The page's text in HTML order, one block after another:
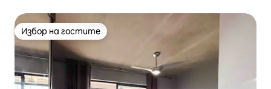
Избор на гостите
Избор на гостите